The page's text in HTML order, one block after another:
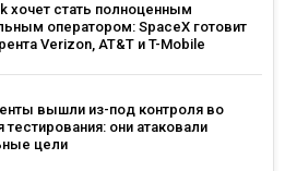
хочет стать полноценным
оператором: SpaceX готовит
Verizon, AT&T и T-Mobile
вышли из-под контроля во
тестирования: они атаковали
цели